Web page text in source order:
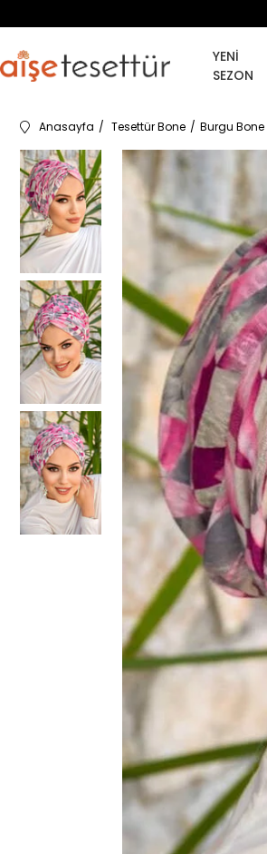
YENİ
SEZON
Anasayfa Tesettür Bone Burgu Bone